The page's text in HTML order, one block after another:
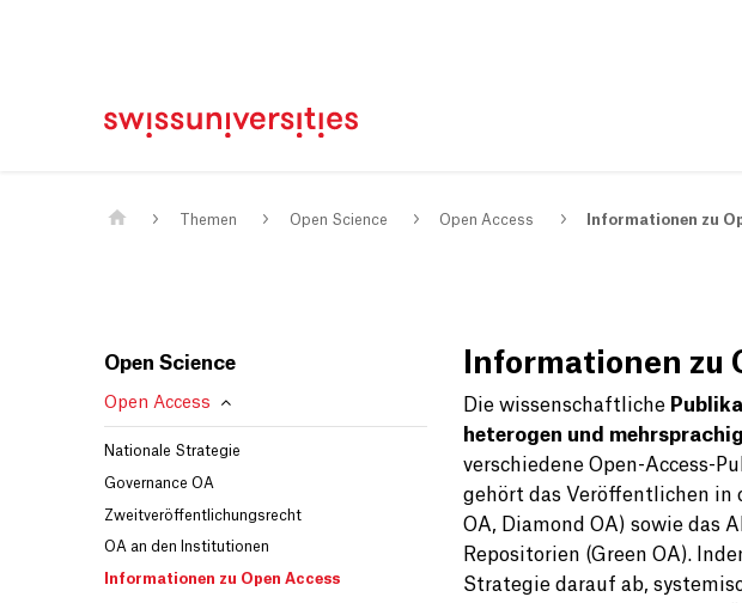
Sitemap
Themen Open Science Open Access Informationen zu
Open Science
Open Access
Nationale Strategie
Governance OA
Zweitveröffentlichungsrecht
OA an den Institutionen
Informationen zu Open Access
Informationen zu
Die wissenschaftliche
heterogen und mehrsprachig
verschiedene Open-Access-
gehört das Veröffentlichen in
OA, Diamond OA) sowie das
Repositorien (Green OA).
Strategie darauf ab,